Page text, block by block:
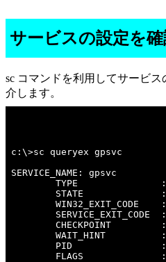
サービスの設定を
sc コマンドを利用してサービ
介します。
c:\>sc queryex gpsvc
SERVICE_NAME: gpsvc
TYPE
STATE
WIN32_EXIT_CODE
SERVICE_EXIT_CODE
CHECKPOINT
WAIT_HINT
PID
FLAGS